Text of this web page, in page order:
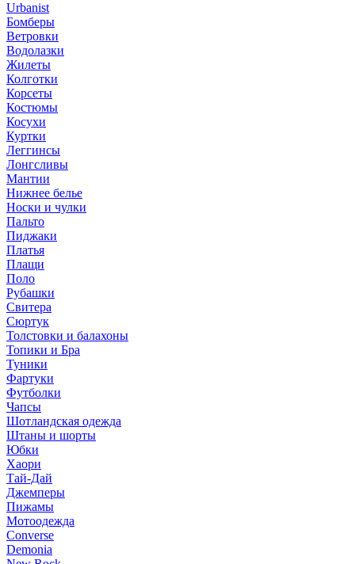
Urbanist
Бомберы
Ветровки
Водолазки
Жилеты
Колготки
Корсеты
Костюмы
Косухи
Куртки
Леггинсы
Лонгсливы
Мантии
Нижнее белье
Носки и чулки
Пальто
Пиджаки
Платья
Плащи
Поло
Рубашки
Свитера
Сюртук
Толстовки и балахоны
Топики и Бра
Туники
Фартуки
Футболки
Чапсы
Шотландская одежда
Штаны и шорты
Юбки
Хаори
Тай-Дай
Джемперы
Пижамы
Мотоодежда
Converse
Demonia